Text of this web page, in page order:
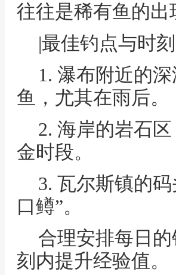
往往是稀有鱼的
|最佳钓点与时
1. 瀑布附近的
鱼，尤其在雨后。
2. 海岸的岩石
金时段。
3. 瓦尔斯镇的
口鳟”。
合理安排每日
刻内提升经验值。